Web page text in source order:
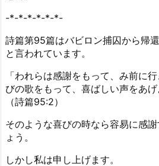
-*-*-*-*-*-*-
詩篇第95篇はバビロン捕囚から帰
と言われています。
「われらは感謝をもって、み前に
びの歌をもって、喜ばしい声をあげ
（詩篇95:2）
そのような喜びの時なら容易に感
ょう。
しかし私は申し上げます。